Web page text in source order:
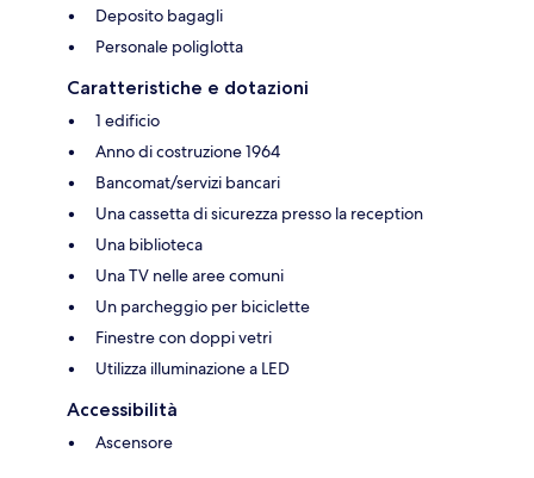
Deposito bagagli
Personale poliglotta
Caratteristiche e dotazioni
1 edificio
Anno di costruzione 1964
Bancomat/servizi bancari
Una cassetta di sicurezza presso la reception
Una biblioteca
Una TV nelle aree comuni
Un parcheggio per biciclette
Finestre con doppi vetri
Utilizza illuminazione a LED
Accessibilità
Ascensore